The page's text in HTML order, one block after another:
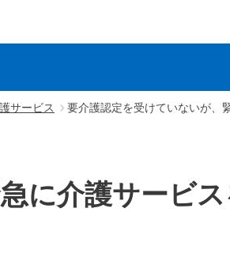
サービス 要介護認定を受けていないが、
に介護サービ